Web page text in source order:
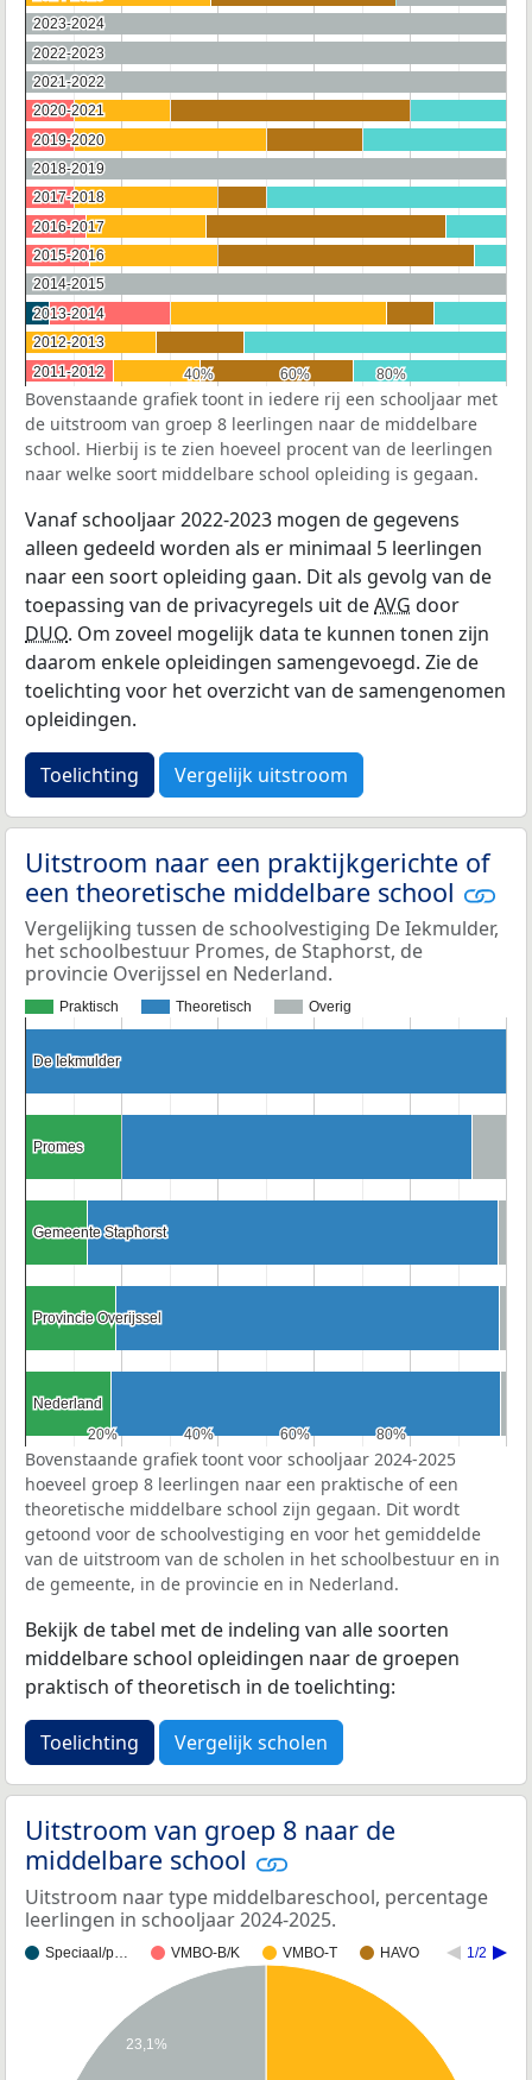
40%
40% 60%
60% 80%
80%
2023-2024
2023-2024
2022-2023
2022-2023
2021-2022
2021-2022
2020-2021
2020-2021
2019-2020
2019-2020
2018-2019
2018-2019
2017-2018
2017-2018
2016-2017
2016-2017
2015-2016
2015-2016
2014-2015
2014-2015
2013-2014
2013-2014
2012-2013
2012-2013
2011-2012
2011-2012
Bovenstaande grafiek toont in iedere rij een schooljaar met
de uitstroom van groep 8 leerlingen naar de middelbare
school. Hierbij is te zien hoeveel procent van de leerlingen
naar welke soort middelbare school opleiding is gegaan.
Vanaf schooljaar 2022-2023 mogen de gegevens
alleen gedeeld worden als er minimaal 5 leerlingen
naar een soort opleiding gaan. Dit als gevolg van de
toepassing van de privacyregels uit deAVG door
DUO. Om zoveel mogelijk data te kunnen tonen zijn
daarom enkele opleidingen samengevoegd. Zie de
toelichting voor het overzicht van de samengenomen
opleidingen.
Toelichting Vergelijk uitstroom
Uitstroom naar een praktijkgerichte of
een theoretische middelbare school
Vergelijking tussen de schoolvestiging De Iekmulder,
het schoolbestuur Promes, de Staphorst, de
provincie Overijssel en Nederland.
Praktisch Theoretisch Overig
20%
20% 40%
40% 60%
60% 80%
80%
De Iekmulder
De Iekmulder
Promes
Promes
Gemeente Staphorst
Gemeente Staphorst
Provincie Overijssel
Provincie Overijssel
Nederland
Nederland
Bovenstaande grafiek toont voor schooljaar 2024-2025
hoeveel groep 8 leerlingen naar een praktische of een
theoretische middelbare school zijn gegaan. Dit wordt
getoond voor de schoolvestiging en voor het gemiddelde
van de uitstroom van de scholen in het schoolbestuur en in
de gemeente, in de provincie en in Nederland.
Bekijk de tabel met de indeling van alle soorten
middelbare school opleidingen naar de groepen
praktisch of theoretisch in de toelichting:
Toelichting Vergelijk scholen
Uitstroom van groep 8 naar de
middelbare school
Uitstroom naar type middelbareschool, percentage
leerlingen in schooljaar 2024-2025.
Speciaal/p… VMBO-B/K VMBO-T HAVO 1/2
23,1%